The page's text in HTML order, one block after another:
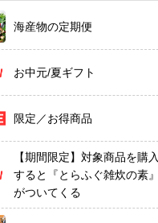
海産物の定期便
お中元/夏ギフト
限定／お得商品
【期間限定】対象商品を購入
すると『とらふぐ雑炊の素』
がついてくる